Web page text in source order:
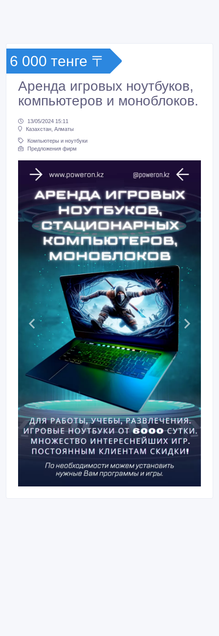
6 000 тенге 〒
Аренда игровых ноутбуков,
компьютеров и моноблоков.
13/05/2024 15:11
Казахстан, Алматы
Компьютеры и ноутбуки
Предложения фирм